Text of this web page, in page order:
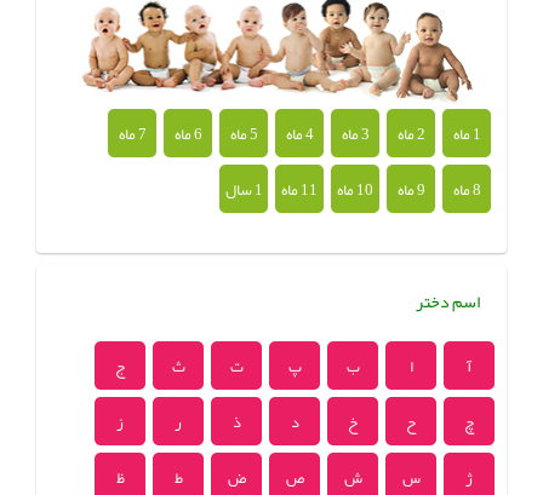
1 ماه 2 ماه 3 ماه 4 ماه 5 ماه 6 ماه
7 ماه
8 ماه
9 ماه 10 ماه 11 ماه 1 سال
اسم دختر
آ ا ب پ ت ث
ج
چ
ح خ د ذ ر
ز
ژ
س ش ص ض ط
ظ